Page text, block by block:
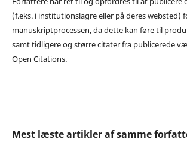
(f.eks. i institutionslagre eller på deres websted)
manuskriptprocessen, da dette kan føre til
samt tidligere og større citater fra publicerede
Open Citations.
Mest læste artikler af samme